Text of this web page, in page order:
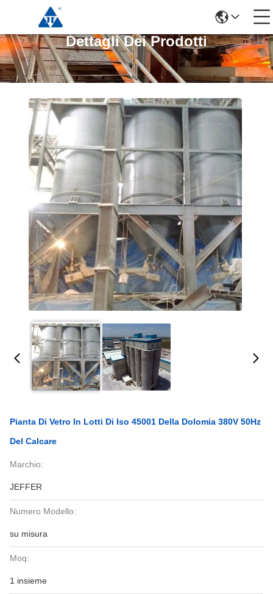
Dettagli Dei Prodotti
Pianta Di Vetro In Lotti Di Iso 45001 Della Dolomia 380V 50Hz
Del Calcare
Marchio:
JEFFER
Numero Modello:
su misura
Moq:
1 insieme